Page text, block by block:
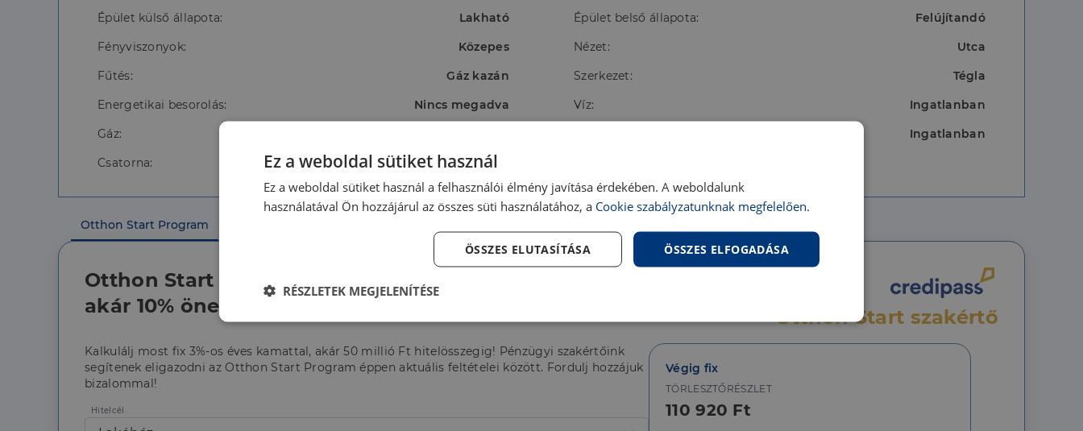
Épület külső állapota:
Lakható Épület belső állapota:
Felújítandó
Fényviszonyok:
Közepes Nézet:
Utca
Fűtés:
Gáz kazán Szerkezet:
Tégla
Energetikai besorolás:
Nincs megadva Víz:
Ingatlanban
Gáz:
Ingatlanban
Csatorna:
Ingatlanban
Otthon Start Program
Otthon Start szakértő
Otthon Start Program - Vásárold meg első lakásod,
akár 10% önerővel!
Kalkulálj most fix 3%-os éves kamattal, akár 50 millió Ft hitelösszegig! Pénzügyi szakértőink
segítenek eligazodni az Otthon Start Program éppen aktuális feltételei között. Fordulj hozzájuk
bizalommal!
Hitelcél
Végig fix
TÖRLESZTŐRÉSZLET
110 920 Ft
Ez a weboldal sütiket használ
Ez a weboldal sütiket használ a felhasználói élmény javítása érdekében. A weboldalunk
használatával Ön hozzájárul az összes süti használatához, a Cookie szabályzatunknak megfelelően.
ÖSSZES ELFOGADÁSA
ÖSSZES ELUTASÍTÁSA
RÉSZLETEK MEGJELENÍTÉSE
Elengedhetetlenül
Teljesítmény Célzás Funkcionalitás